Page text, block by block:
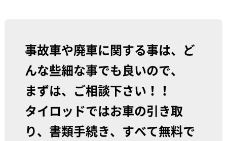
事故車や廃車に関する事は、ど
んな些細な事でも良いので、
まずは、ご相談下さい！！
タイロッドではお車の引き取
り、書類手続き、すべて無料で